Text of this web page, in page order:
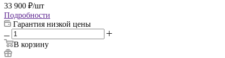
33 900 ₽/шт
Подробности
Гарантия низкой цены
В корзину